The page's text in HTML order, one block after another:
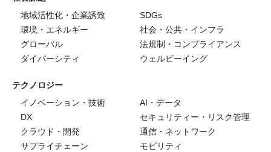
地域活性化・企業誘致
SDGs
環境・エネルギー
社会・公共・インフラ
グローバル
法規制・コンプライアンス
ダイバーシティ
ウェルビーイング
テクノロジー
イノベーション・技術
AI・データ
DX
セキュリティー・リスク管理
クラウド・開発
通信・ネットワーク
サプライチェーン
モビリティ